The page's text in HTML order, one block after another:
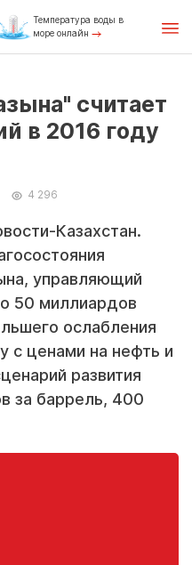
Температура воды в
море онлайн
считает
в 2016 году
4 296
Казахстан.
управляющий
50 миллиардов
ослабления
с ценами на нефть и
развития
за баррель, 400